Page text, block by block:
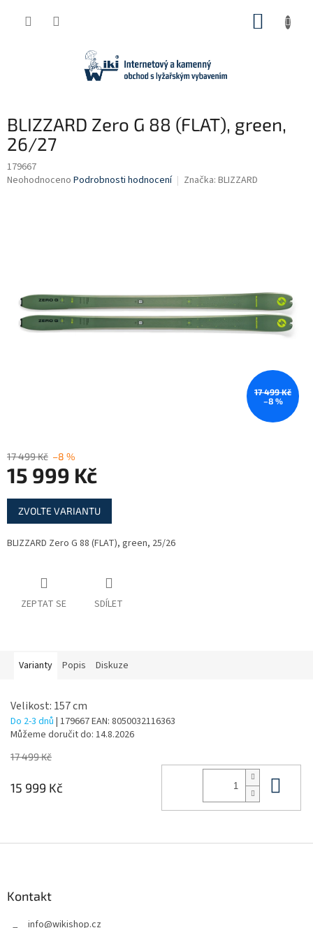
BLIZZARD Zero G 88 (FLAT), green,
26/27
179667
Průměrné
Neohodnoceno Podrobnosti hodnocení Značka: BLIZZARD
17 499 Kč
–8 %
17 499 Kč –8 %
15 999 Kč
Měrná
cena:
ZVOLTE VARIANTU
BLIZZARD Zero G 88 (FLAT), green, 25/26
ZEPTAT SE SDÍLET
Varianty Popis Diskuze
Velikost: 157 cm
Do 2-3 dnů | 179667EAN: 8050032116363
Můžeme doručit do: 14.8.2026
17 499 Kč
15 999 Kč
Kontakt
info@wikishop.cz